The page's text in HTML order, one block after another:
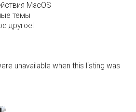
MacOS
темы
другое!
unavailable when this listing was